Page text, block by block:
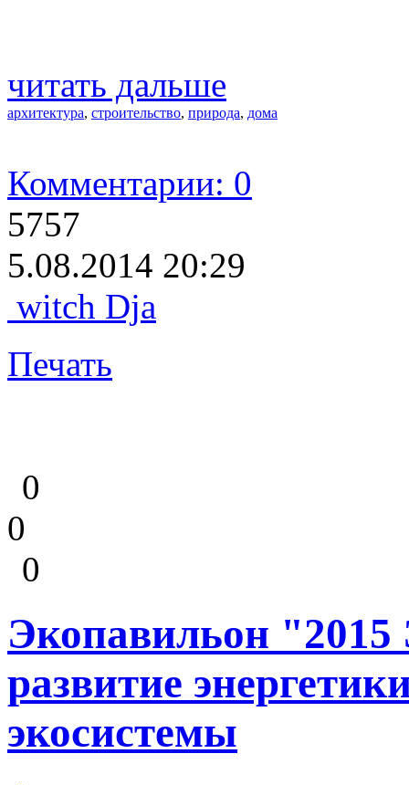
читать дальше
архитектура, строительство, природа, дома
Комментарии: 0
5757
5.08.2014 20:29
witch Dja
Печать
0
0
0
Экопавильон
развитие
экосистемы